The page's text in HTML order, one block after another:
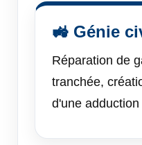
🚜 Génie
Réparation de
tranchée,
d'une